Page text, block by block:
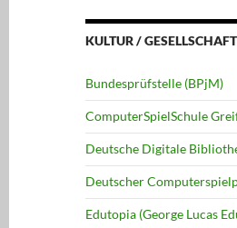
KULTUR / GESELLSCHAFT
Bundesprüfstelle (BPjM)
ComputerSpielSchule
Deutsche Digitale
Deutscher
Edutopia (George Lucas